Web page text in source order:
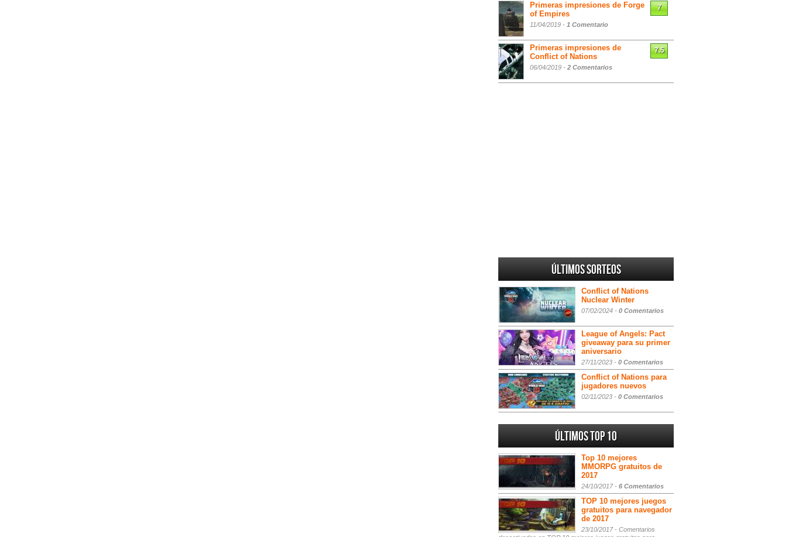
Primeras impresiones de Forge
of Empires
11/04/2019 - 1 Comentario
7
Primeras impresiones de
Conflict of Nations
06/04/2019 - 2 Comentarios
7.5
Últimos sorteos
Conflict of Nations
Nuclear Winter
07/02/2024 - 0 Comentarios
League of Angels: Pact
giveaway para su primer
aniversario
27/11/2023 - 0 Comentarios
Conflict of Nations para
jugadores nuevos
02/11/2023 - 0 Comentarios
Últimos Top 10
Top 10 mejores
MMORPG gratuitos de
2017
24/10/2017 - 6 Comentarios
TOP 10 mejores juegos
gratuitos para navegador
de 2017
23/10/2017 - Comentarios